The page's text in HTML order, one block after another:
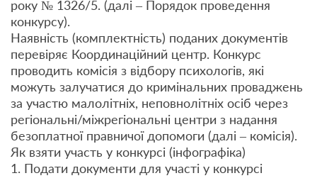
року № 1326/5. (далі – Порядок проведення
конкурсу).
Наявність (комплектність) поданих документів
перевіряє Координаційний центр. Конкурс
проводить комісія з відбору психологів, які
можуть залучатися до кримінальних проваджень
за участю малолітніх, неповнолітніх осіб через
регіональні/міжрегіональні центри з надання
безоплатної правничої допомоги (далі – комісія).
Як взяти участь у конкурсі (інфографіка)
1. Подати документи для участі у конкурсі